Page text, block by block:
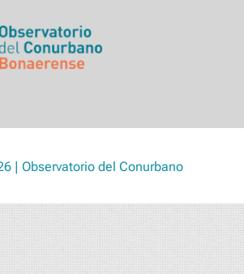
| Observatorio del Conurbano